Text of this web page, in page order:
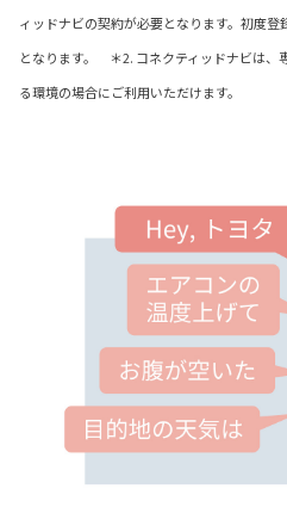
ィッドナビの契約が必要となります。初度登
となります。 ＊2. コネクティッドナビは、
る環境の場合にご利用いただけます。